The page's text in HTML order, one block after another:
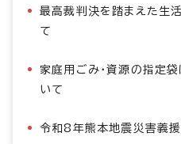
最高裁判決を踏まえた生
て
家庭用ごみ・資源の指定
いて
令和8年熊本地震災害義